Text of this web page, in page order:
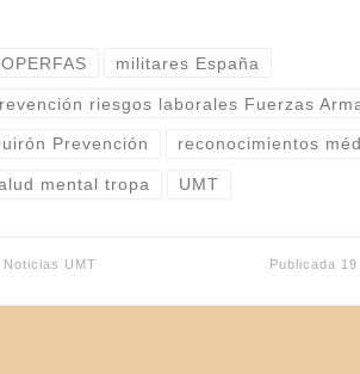
militares España
riesgos laborales Fuerzas
Prevención reconocimientos
mental tropa UMT
Noticias UMT Publicada